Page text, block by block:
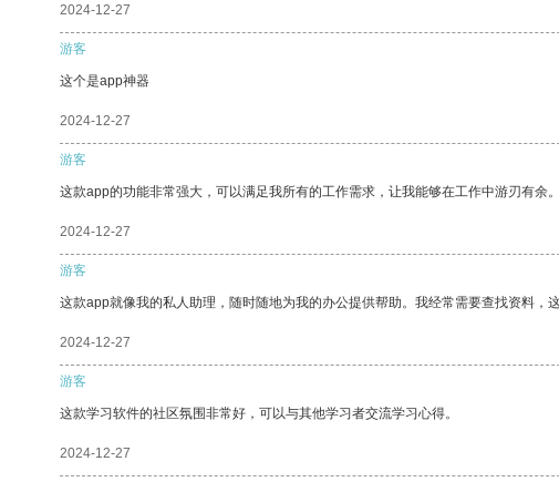
2024-12-27
游客
这个是app神器
2024-12-27
游客
这款app的功能非常强大，可以满足我所有的工作需求，让我能够在工作中游刃有余。
2024-12-27
游客
这款app就像我的私人助理，随时随地为我的办公提供帮助。我经常需要查找资料，
2024-12-27
游客
这款学习软件的社区氛围非常好，可以与其他学习者交流学习心得。
2024-12-27